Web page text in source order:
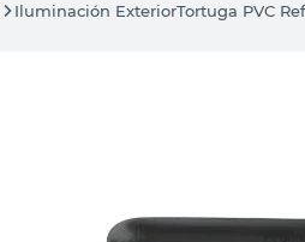
Iluminación ExteriorTortuga PVC